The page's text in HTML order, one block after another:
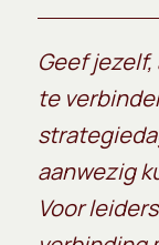
Geef
te
aanwezig
Voor